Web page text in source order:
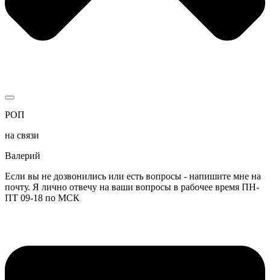
РОП
на связи
Валерий
Если вы не дозвонились или есть вопросы - напишите мне на
почту. Я лично отвечу на ваши вопросы в рабочее время ПН-
ПТ 09-18 по МСК